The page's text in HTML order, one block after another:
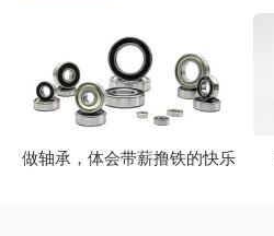
做轴承，体会带薪撸铁的快乐